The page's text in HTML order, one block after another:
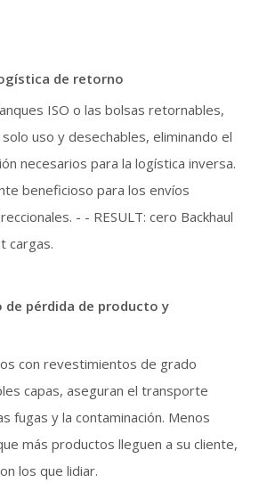
de retorno
ISO o las bolsas retornables,
uso y desechables, eliminando el
necesarios para la logística inversa.
beneficioso para los envíos
- - RESULT: cero Backhaul
cargas.
de pérdida de producto y
con revestimientos de grado
capas, aseguran el transporte
fugas y la contaminación. Menos
más productos lleguen a su cliente,
los que lidiar.